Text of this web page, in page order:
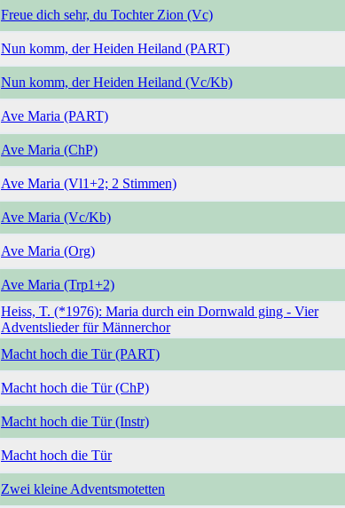
Freue dich sehr, du Tochter Zion (Vc)
Nun komm, der Heiden Heiland (PART)
Nun komm, der Heiden Heiland (Vc/Kb)
Ave Maria (PART)
Ave Maria (ChP)
Ave Maria (Vl1+2; 2 Stimmen)
Ave Maria (Vc/Kb)
Ave Maria (Org)
Ave Maria (Trp1+2)
Heiss, T. (*1976): Maria durch ein Dornwald ging - Vier
Adventslieder für Männerchor
Macht hoch die Tür (PART)
Macht hoch die Tür (ChP)
Macht hoch die Tür (Instr)
Macht hoch die Tür
Zwei kleine Adventsmotetten